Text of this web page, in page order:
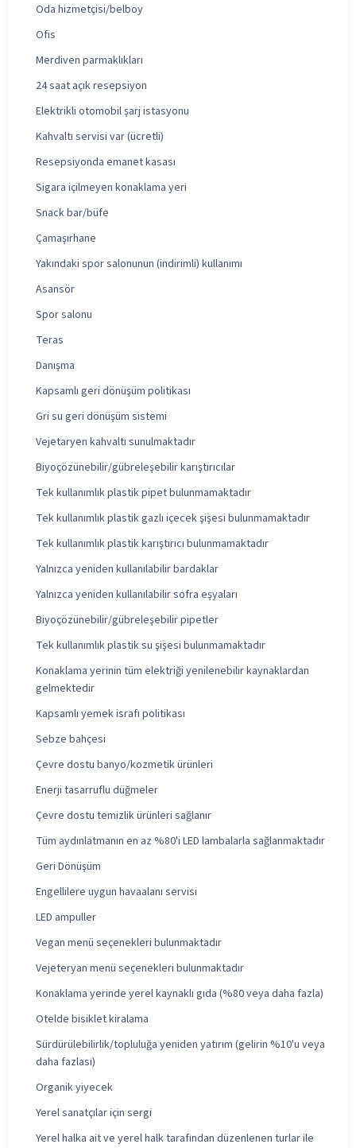
Oda hizmetçisi/belboy
Ofis
Merdiven parmaklıkları
24 saat açık resepsiyon
Elektrikli otomobil şarj istasyonu
Kahvaltı servisi var (ücretli)
Resepsiyonda emanet kasası
Sigara içilmeyen konaklama yeri
Snack bar/büfe
Çamaşırhane
Yakındaki spor salonunun (indirimli) kullanımı
Asansör
Spor salonu
Teras
Danışma
Kapsamlı geri dönüşüm politikası
Gri su geri dönüşüm sistemi
Vejetaryen kahvaltı sunulmaktadır
Biyoçözünebilir/gübreleşebilir karıştırıcılar
Tek kullanımlık plastik pipet bulunmamaktadır
Tek kullanımlık plastik gazlı içecek şişesi bulunmamaktadır
Tek kullanımlık plastik karıştırıcı bulunmamaktadır
Yalnızca yeniden kullanılabilir bardaklar
Yalnızca yeniden kullanılabilir sofra eşyaları
Biyoçözünebilir/gübreleşebilir pipetler
Tek kullanımlık plastik su şişesi bulunmamaktadır
Konaklama yerinin tüm elektriği yenilenebilir kaynaklardan
gelmektedir
Kapsamlı yemek israfı politikası
Sebze bahçesi
Çevre dostu banyo/kozmetik ürünleri
Enerji tasarruflu düğmeler
Çevre dostu temizlik ürünleri sağlanır
Tüm aydınlatmanın en az %80'i LED lambalarla sağlanmaktadır
Geri Dönüşüm
Engellilere uygun havaalanı servisi
LED ampuller
Vegan menü seçenekleri bulunmaktadır
Vejeteryan menü seçenekleri bulunmaktadır
Konaklama yerinde yerel kaynaklı gıda (%80 veya daha fazla)
Otelde bisiklet kiralama
Sürdürülebilirlik/topluluğa yeniden yatırım (gelirin %10'u veya
daha fazlası)
Organik yiyecek
Yerel sanatçılar için sergi
Yerel halka ait ve yerel halk tarafından düzenlenen turlar ile